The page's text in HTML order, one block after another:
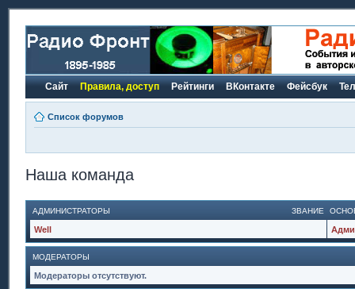
Сайт Правила, доступ Рейтинги ВКонтакте Фейсбук
Список форумов
Наша команда
ЗВАНИЕ
АДМИНИСТРАТОРЫ
Well
МОДЕРАТОРЫ
Модераторы отсутствуют.